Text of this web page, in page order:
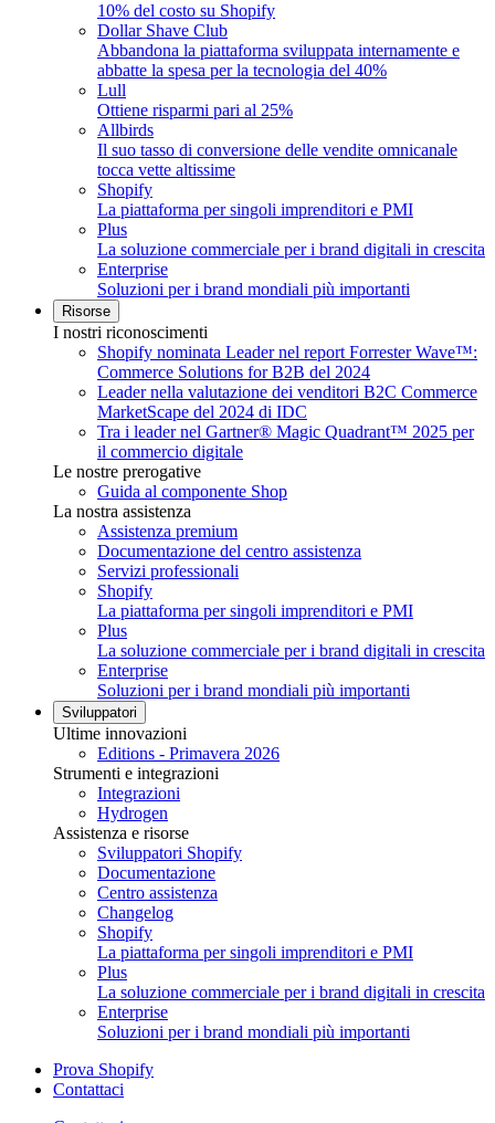
10% del costo su Shopify
Dollar Shave Club
Abbandona la piattaforma sviluppata internamente e
abbatte la spesa per la tecnologia del 40%
Lull
Ottiene risparmi pari al 25%
Allbirds
Il suo tasso di conversione delle vendite omnicanale
tocca vette altissime
Shopify
La piattaforma per singoli imprenditori e PMI
Plus
La soluzione commerciale per i brand digitali in crescita
Enterprise
Soluzioni per i brand mondiali più importanti
Risorse
I nostri riconoscimenti
Shopify nominata Leader nel report Forrester Wave™:
Commerce Solutions for B2B del 2024
Leader nella valutazione dei venditori B2C Commerce
MarketScape del 2024 di IDC
Tra i leader nel Gartner® Magic Quadrant™ 2025 per
il commercio digitale
Le nostre prerogative
Guida al componente Shop
La nostra assistenza
Assistenza premium
Documentazione del centro assistenza
Servizi professionali
Shopify
La piattaforma per singoli imprenditori e PMI
Plus
La soluzione commerciale per i brand digitali in crescita
Enterprise
Soluzioni per i brand mondiali più importanti
Sviluppatori
Ultime innovazioni
Editions - Primavera 2026
Strumenti e integrazioni
Integrazioni
Hydrogen
Assistenza e risorse
Sviluppatori Shopify
Documentazione
Centro assistenza
Changelog
Shopify
La piattaforma per singoli imprenditori e PMI
Plus
La soluzione commerciale per i brand digitali in crescita
Enterprise
Soluzioni per i brand mondiali più importanti
Prova Shopify
Contattaci